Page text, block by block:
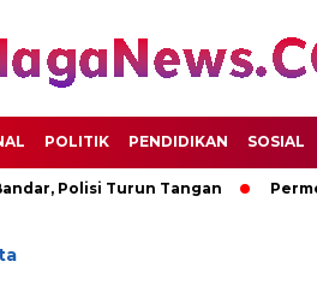
POLITIK PENDIDIKAN SOSIAL
Turun Tangan Permenpora